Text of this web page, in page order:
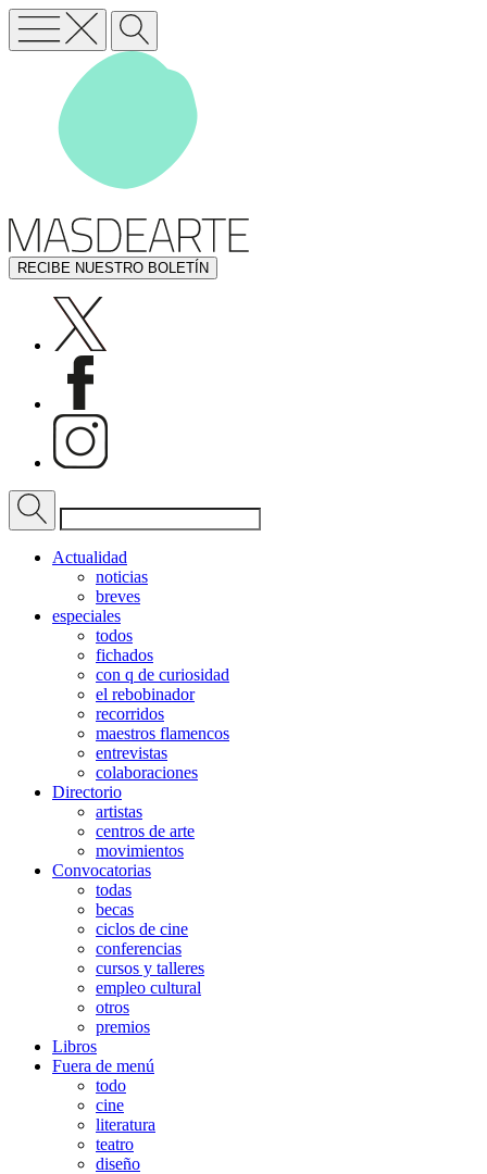
RECIBE NUESTRO BOLETÍN
Actualidad
noticias
breves
especiales
todos
fichados
con q de curiosidad
el rebobinador
recorridos
maestros flamencos
entrevistas
colaboraciones
Directorio
artistas
centros de arte
movimientos
Convocatorias
todas
becas
ciclos de cine
conferencias
cursos y talleres
empleo cultural
otros
premios
Libros
Fuera de menú
todo
cine
literatura
teatro
diseño